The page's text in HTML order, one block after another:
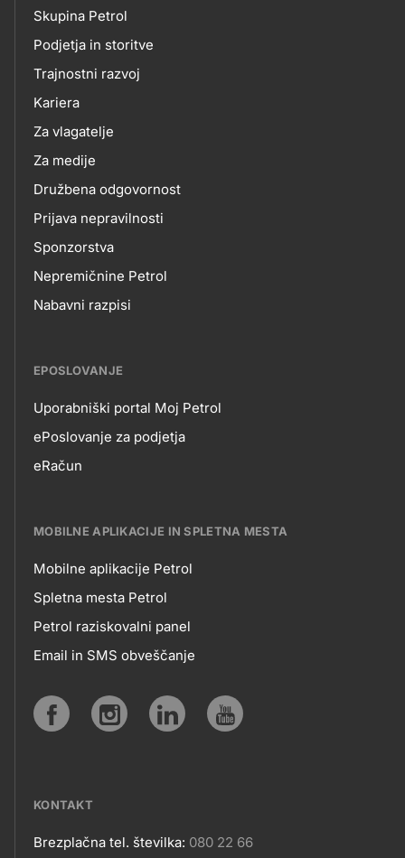
skupno.footer-
title???
O
NAS
Skupina Petrol
Podjetja in storitve
Trajnostni razvoj
Kariera
Za vlagatelje
Za medije
Družbena odgovornost
Prijava nepravilnosti
Sponzorstva
Nepremičnine Petrol
Nabavni razpisi
EPOSLOVANJE
EPOSLOVANJE
Uporabniški portal Moj Petrol
ePoslovanje za podjetja
eRačun
MOBILNE APLIKACIJE IN SPLETNA MESTA
MOBILNE
APLIKACIJE
SPLETNA
Mobilne aplikacije Petrol
Spletna mesta Petrol
Petrol raziskovalni panel
Email in SMS obveščanje
KONTAKT
Brezplačna tel. številka: 080 22 66